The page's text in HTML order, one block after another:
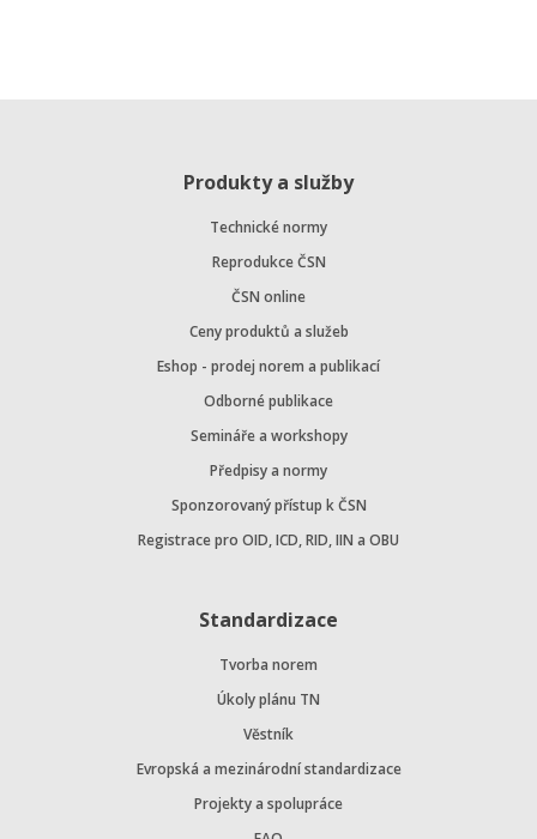
Produkty a služby
Technické normy
Reprodukce ČSN
ČSN online
Ceny produktů a služeb
Eshop - prodej norem a publikací
Odborné publikace
Semináře a workshopy
Předpisy a normy
Sponzorovaný přístup k ČSN
Registrace pro OID, ICD, RID, IIN a OBU
Standardizace
Tvorba norem
Úkoly plánu TN
Věstník
Evropská a mezinárodní standardizace
Projekty a spolupráce